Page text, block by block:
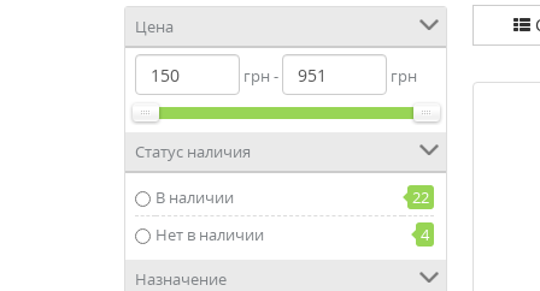
Цена
грн - грн
Статус наличия
В наличии
22
Нет в наличии
4
Назначение